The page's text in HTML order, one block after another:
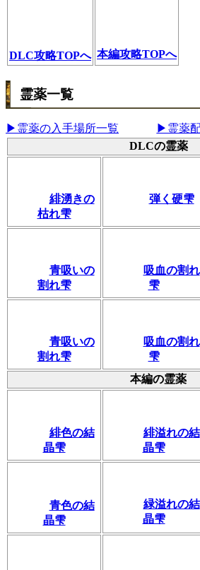
DLC攻略TOPへ 本編攻略TOPへ
霊薬一覧
▶霊薬の入手場所一覧
▶霊薬
DLCの霊薬
緋湧きの
枯れ雫
弾く硬雫
青吸いの
割れ雫
吸血の割れ
雫
青吸いの
割れ雫
吸血の割れ
雫
本編の霊薬
緋色の結
晶雫
緋溢れの結
晶雫
青色の結
晶雫
緑溢れの結
晶雫